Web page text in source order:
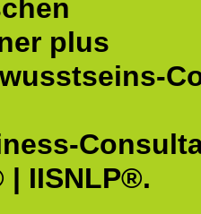
plus
| IISNLP®.